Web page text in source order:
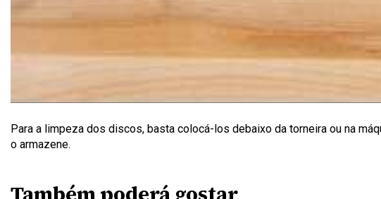
Para a limpeza dos discos, basta colocá-los debaixo da torneira ou na
o armazene.